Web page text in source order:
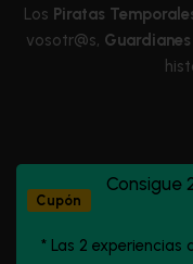
Los Piratas
vosotr@s,
Cupón
Consigue
* Las 2